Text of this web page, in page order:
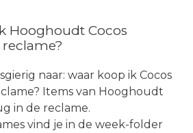
Hooghoudt Cocos
naar: waar koop ik Cocos
Items van Hooghoudt
in de reclame.
vind je in de week-folder